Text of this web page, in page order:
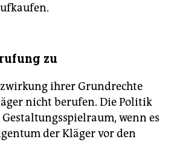
zu
ihrer Grundrechte
nicht berufen. Die Politik
wenn es
der Kläger vor den